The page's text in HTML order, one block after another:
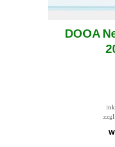
DOOA
zzgl.